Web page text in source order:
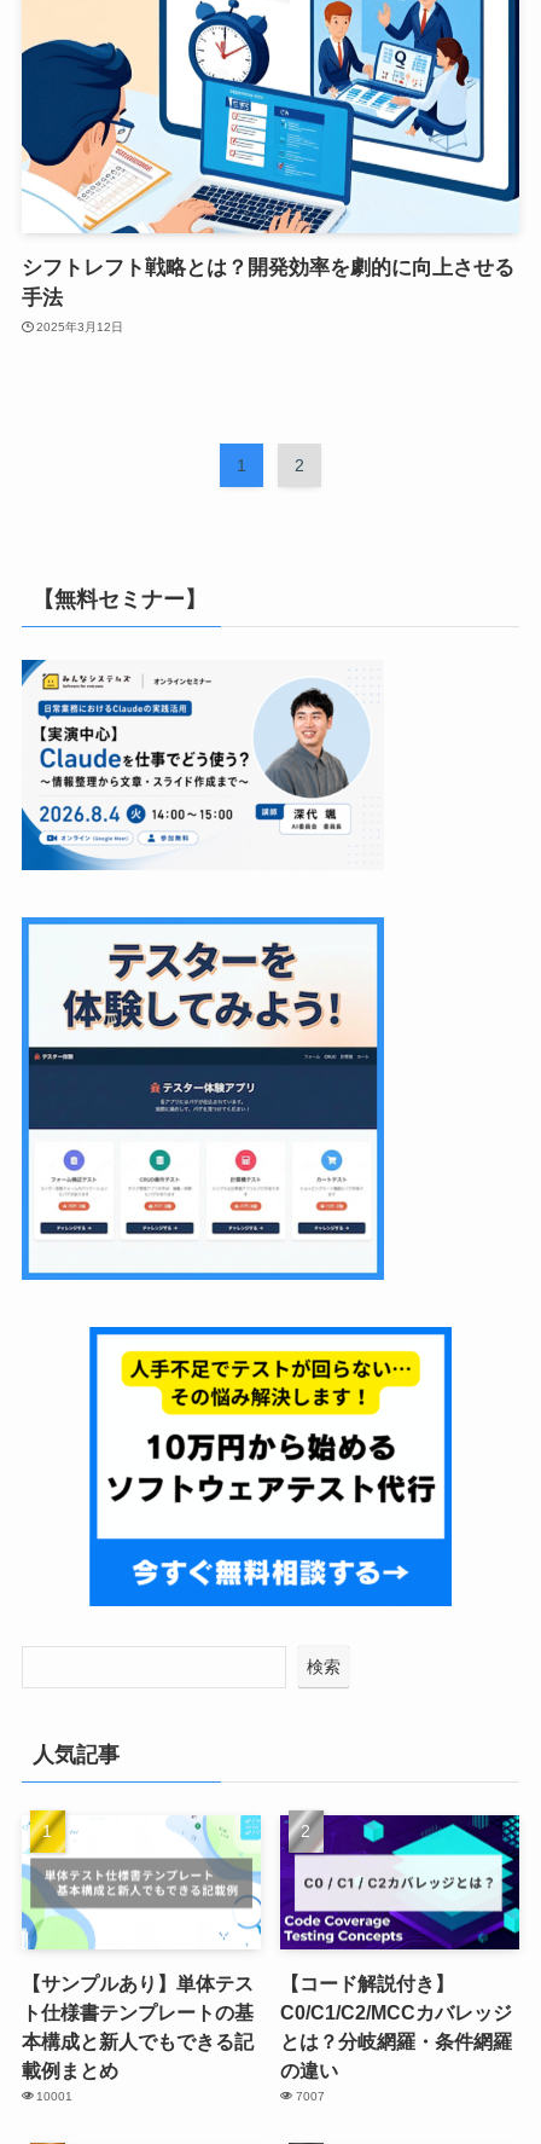
シフトレフト戦略とは？開発効率を劇的に向上させる
手法
2025年3月12日
1 2
【無料セミナー】
検索
人気記事
【サンプルあり】単体テス
ト仕様書テンプレートの基
本構成と新人でもできる記
載例まとめ
10001
【コード解説付き】
C0/C1/C2/MCCカバレッジ
とは？分岐網羅・条件網羅
の違い
7007